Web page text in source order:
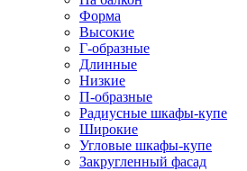
Форма
Высокие
Г-образные
Длинные
Низкие
П-образные
Радиусные шкафы-купе
Широкие
Угловые шкафы-купе
Закругленный фасад